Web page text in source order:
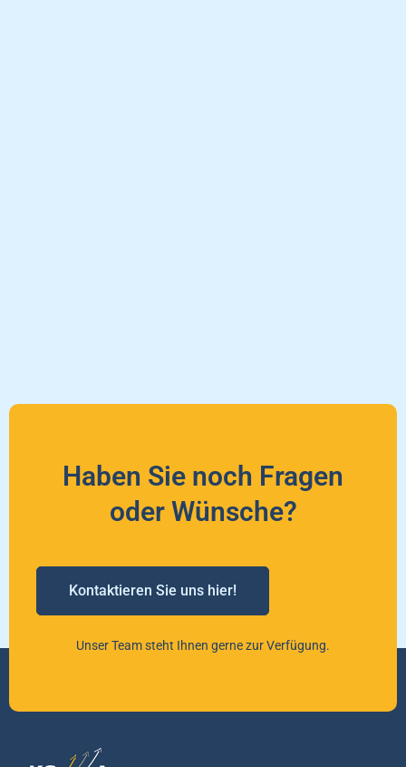
Haben Sie noch Fragen
oder Wünsche?
Kontaktieren Sie uns hier!
Unser Team steht Ihnen gerne zur Verfügung.